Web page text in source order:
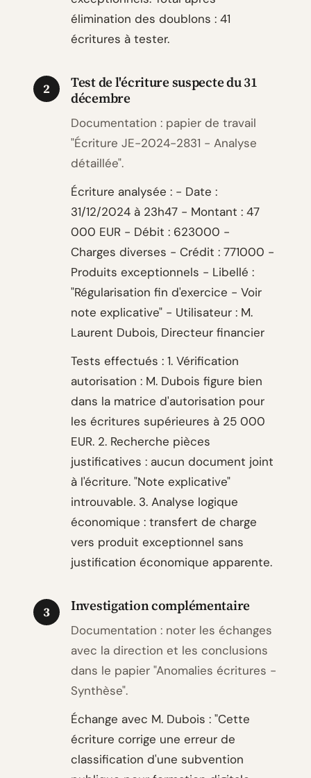
élimination des doublons : 41
écritures à tester.
2
Test de l'écriture suspecte du 31
décembre
Documentation : papier de travail
"Écriture JE-2024-2831 - Analyse
détaillée".
Écriture analysée : - Date :
31/12/2024 à 23h47 - Montant : 47
000 EUR - Débit : 623000 -
Charges diverses - Crédit : 771000 -
Produits exceptionnels - Libellé :
"Régularisation fin d'exercice - Voir
note explicative" - Utilisateur : M.
Laurent Dubois, Directeur financier
Tests effectués : 1. Vérification
autorisation : M. Dubois figure bien
dans la matrice d'autorisation pour
les écritures supérieures à 25 000
EUR. 2. Recherche pièces
justificatives : aucun document joint
à l'écriture. "Note explicative"
introuvable. 3. Analyse logique
économique : transfert de charge
vers produit exceptionnel sans
justification économique apparente.
3 Investigation complémentaire
Documentation : noter les échanges
avec la direction et les conclusions
dans le papier "Anomalies écritures -
Synthèse".
Échange avec M. Dubois : "Cette
écriture corrige une erreur de
classification d'une subvention